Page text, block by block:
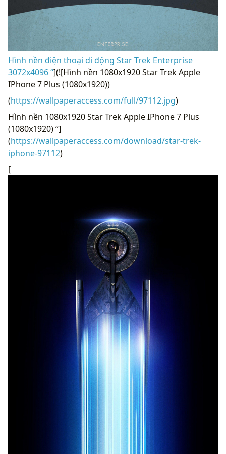
Hình nền điện thoại di động Star Trek Enterprise
3072x4096 “](![Hình nền 1080x1920 Star Trek Apple
IPhone 7 Plus (1080x1920))
(https://wallpaperaccess.com/full/97112.jpg)
Hình nền 1080x1920 Star Trek Apple IPhone 7 Plus
(1080x1920) “]
(https://wallpaperaccess.com/download/star-trek-
iphone-97112)
[